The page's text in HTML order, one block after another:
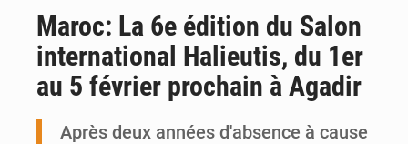
Visas américains : les dossiers maliens transférés à Dakar
Hivernage : l’anticipation des crues à l’épreuve
Mobilité étudiante : une présence africaine en hausse dans les universités russes
Emploi des jeunes au Mali : des compétences encore difficiles à valoriser
Maroc: La 6e édition du Salon
international Halieutis, du 1er
au 5 février prochain à Agadir
Après deux années d'absence à cause